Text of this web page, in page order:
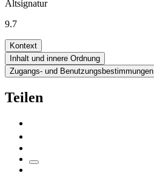
Altsignatur
9.7
Kontext
Inhalt und innere Ordnung
Zugangs- und Benutzungsbestimmungen
Teilen